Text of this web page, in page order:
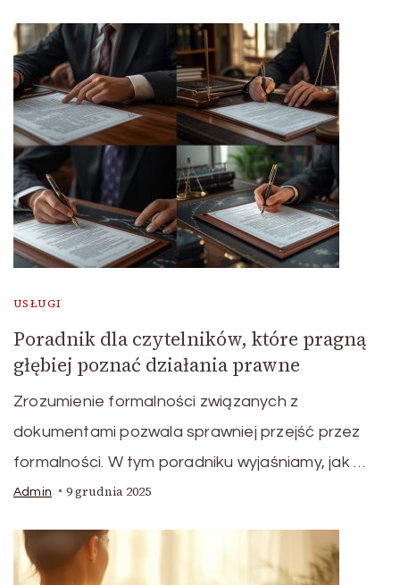
USŁUGI
Poradnik dla czytelników, które pragną
głębiej poznać działania prawne
Zrozumienie formalności związanych z
dokumentami pozwala sprawniej przejść przez
formalności. W tym poradniku wyjaśniamy, jak …
Admin 9 grudnia 2025